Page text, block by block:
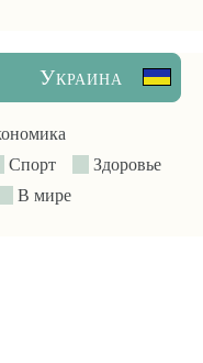
Украина
Спорт
Здоровье
В мире